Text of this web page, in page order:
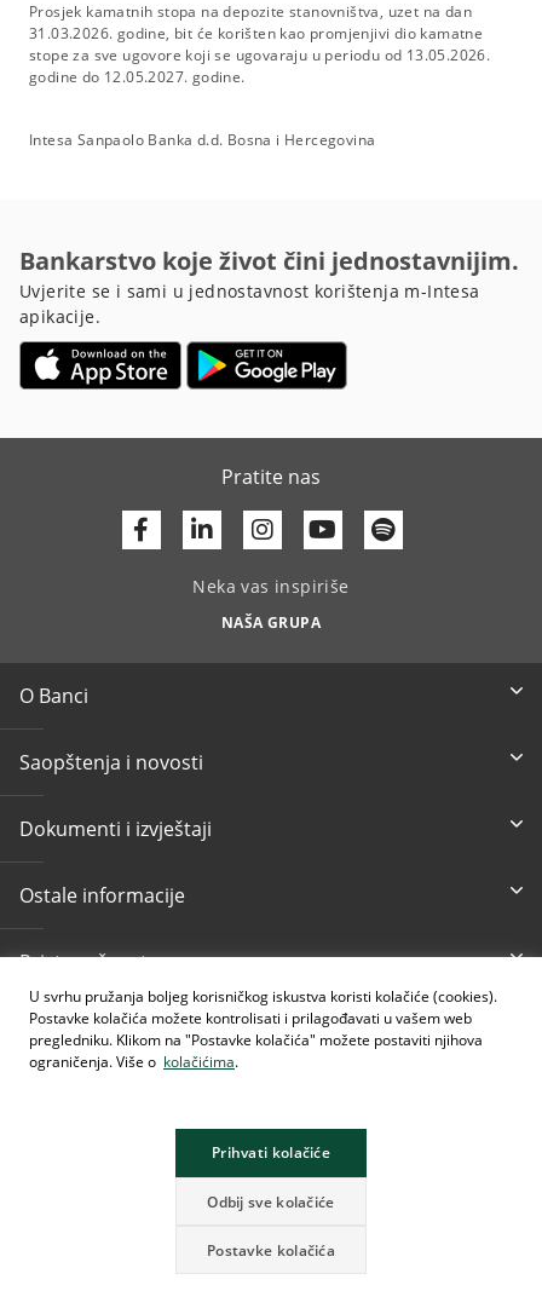
U svrhu pružanja boljeg korisničkog iskustva koristi kolačiće (cookies).
Postavke kolačića možete kontrolisati i prilagođavati u vašem web
pregledniku. Klikom na "Postavke kolačića" možete postaviti njihova
ograničenja. Više o kolačićima.
Prihvati kolačiće
Odbij sve kolačiće
Postavke kolačića
Prosjek kamatnih stopa na depozite stanovništva, uzet na dan
31.03.2026. godine, bit će korišten kao promjenjivi dio kamatne
stope za sve ugovore koji se ugovaraju u periodu od 13.05.2026.
godine do 12.05.2027. godine.
Intesa Sanpaolo Banka d.d. Bosna i Hercegovina
Bankarstvo koje život čini jednostavnijim.
Uvjerite se i sami u jednostavnost korištenja m-Intesa
apikacije.
Pratite nas
Facebook
Linkedin Youtube
Neka vas inspiriše
NAŠA GRUPA
O Banci
Saopštenja i novosti
Dokumenti i izvještaji
Ostale informacije
Pristupačnost
Besplatni info telefon
080 020 307
E-mail
info@intesasanpaolobanka.b